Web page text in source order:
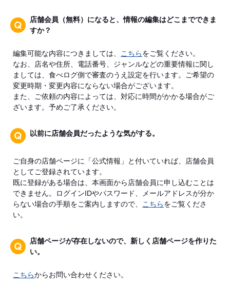
店舗会員（無料）になると、情報の編集はどこまでできま
すか？
編集可能な内容につきましては、 こちらをご覧ください。
なお、店名や住所、電話番号、ジャンルなどの重要情報に関し
ましては、食べログ側で審査のうえ設定を行います。ご希望の
変更時期・変更内容にならない場合がございます。
また、ご依頼の内容によっては、対応に時間がかかる場合がご
ざいます。予めご了承ください。
以前に店舗会員だったような気がする。
ご自身の店舗ページに「公式情報」と付いていれば、店舗会員
としてご登録されています。
既に登録がある場合は、本画面から店舗会員に申し込むことは
できません。ログインIDやパスワード、メールアドレスが分か
らない場合の手順をご案内しますので、
こちらをご覧くださ
い。
店舗ページが存在しないので、新しく店舗ページを作りた
い。
こちらからお問い合わせください。